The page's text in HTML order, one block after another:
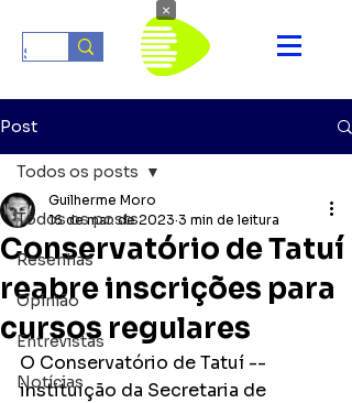
Post
Todos os posts
Resenhas
Opinião
Entrevistas
Notícias
Todos os posts
Conservatório de Tatuí
reabre inscrições para
cursos regulares
Guilherme Moro
16 de mar. de 2023 3 min de leitura
O Conservatório de Tatuí --
instituição da Secretaria de
×